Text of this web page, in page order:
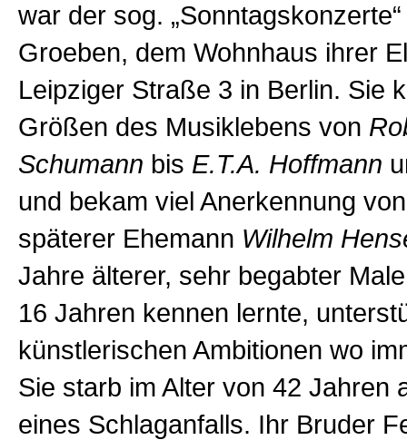
war der sog.
Groeben, dem Wohnhaus ihrer
Leipziger Straße 3 in Berlin. Sie
Größen des Musiklebens von
Schumann bis E.T.A. Hoffmann
und bekam viel Anerkennung
späterer Ehemann Wilhelm
Jahre älterer, sehr begabter
16 Jahren kennen lernte,
künstlerischen Ambitionen wo
Sie starb im Alter von 42 Jahren
eines Schlaganfalls. Ihr Bruder